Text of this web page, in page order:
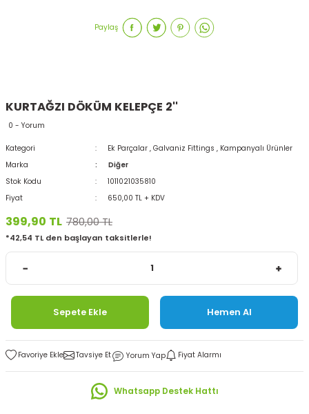
Paylaş
KURTAĞZI DÖKÜM KELEPÇE 2''
0 - Yorum
Kategori Ek Parçalar , Galvaniz Fittings , Kampanyalı Ürünler
Marka
Diğer
Stok Kodu
1011021035810
Fiyat
650,00 TL + KDV
399,90 TL 780,00 TL
*42,54 TL den başlayan taksitlerle!
Sepete Ekle Hemen Al
Tavsiye Et Yorum Yap Fiyat Alarmı
Whatsapp Destek Hattı